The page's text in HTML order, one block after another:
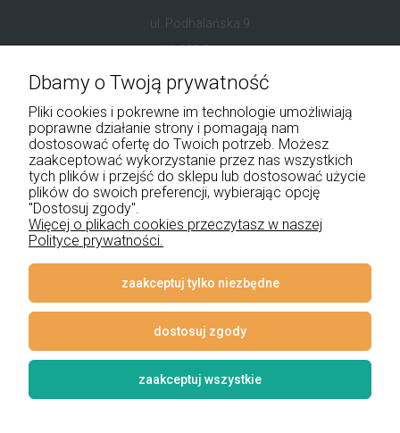
ul. Podhalańska 9
41-907 Bytom
+48 534 555 344
sklep@noxbox.pl
Pomoc
Płatności i dostawa
Informacje
Dbamy o Twoją prywatność
Pliki cookies i pokrewne im technologie umożliwiają
poprawne działanie strony i pomagają nam
dostosować ofertę do Twoich potrzeb. Możesz
zaakceptować wykorzystanie przez nas wszystkich
tych plików i przejść do sklepu lub dostosować użycie
plików do swoich preferencji, wybierając opcję
"Dostosuj zgody".
Więcej o plikach cookies przeczytasz w naszej
Polityce prywatności.
zaakceptuj tylko niezbędne
dostosuj zgody
zaakceptuj wszystkie